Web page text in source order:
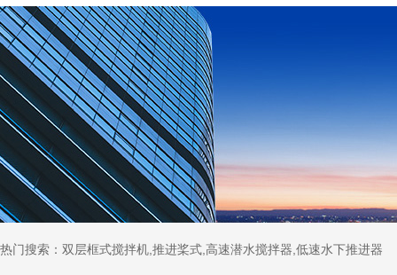
热门搜索：双层框式搅拌机,推进桨式,高速潜水搅拌器,低速水下推进器